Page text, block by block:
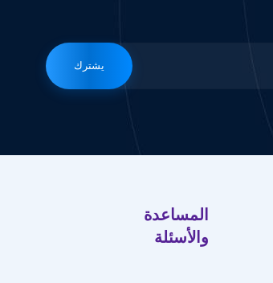
يشترك
المساعدة
والأسئلة